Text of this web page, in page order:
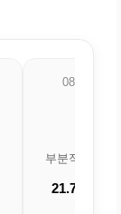
08/11 (화)
부분적으로 흐
21.7° /